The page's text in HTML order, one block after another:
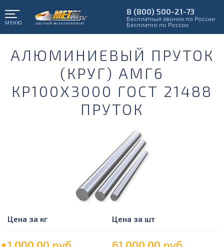
МЕНЮ
8 (800) 500-21-73
Бесплатный звонок по России
Бесплатно по России
АЛЮМИНИЕВЫЙ ПРУТОК
(КРУГ) АМГ6
КР100Х3000 ГОСТ 21488
ПРУТОК
Цена за кг Цена за шт